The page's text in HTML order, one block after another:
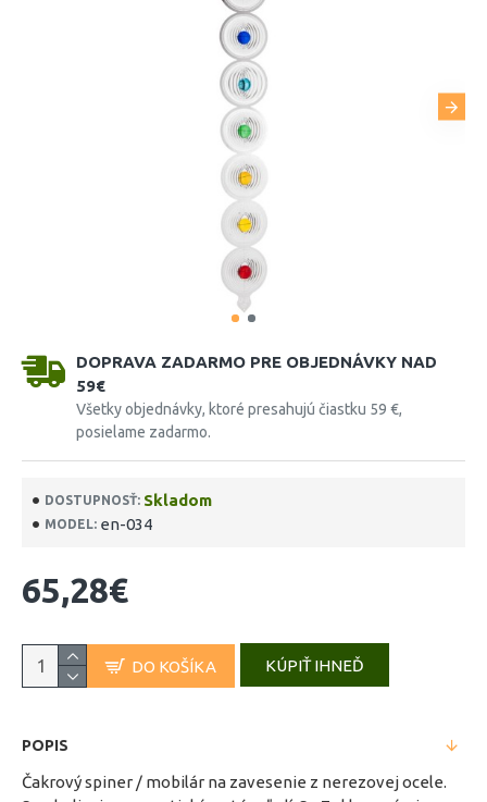
DOPRAVA ZADARMO PRE OBJEDNÁVKY NAD
59€
Všetky objednávky, ktoré presahujú čiastku 59 €,
posielame zadarmo.
DOSTUPNOSŤ: Skladom
MODEL: en-034
65,28€
DO KOŠÍKA KÚPIŤ IHNEĎ
POPIS
Čakrový spiner / mobilár na zavesenie z nerezovej ocele.